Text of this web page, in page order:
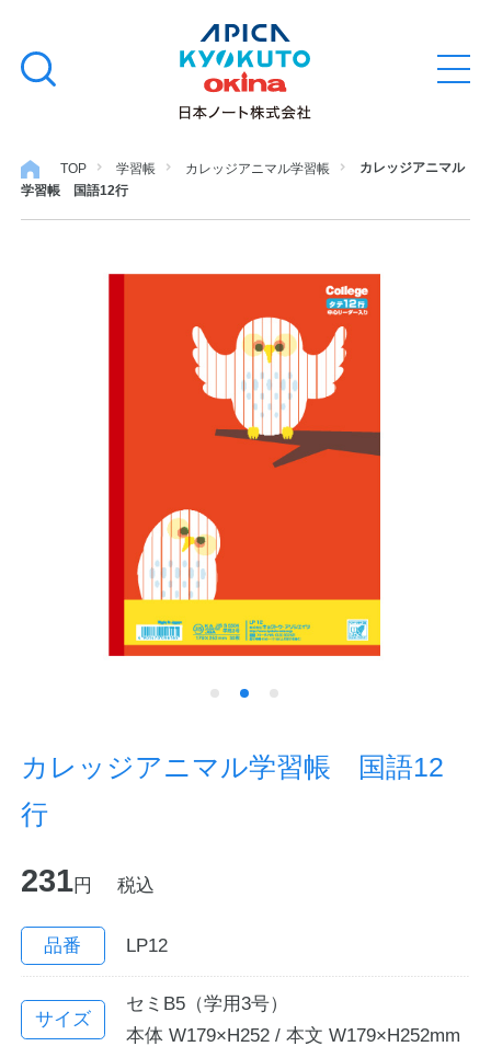
文
キ
ッ
開
検
る
ノート・メモ
日用・事務用品
ノートの豆知識
探求・自主学習のすすめ
工場フォトツアー
アンケート
カタログ
English
TOP 学習帳 カレッジアニマル学習帳
カレッジアニマル
学習帳 国語12行
カレッジアニマル学習帳 国語12
行
231円 税込
品番 LP12
サイズ
セミB5（学用3号）
本体 W179×H252 / 本文 W179×H252mm